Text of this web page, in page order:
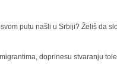
putu našli u Srbiji? Želiš da
doprinesu stvaranju